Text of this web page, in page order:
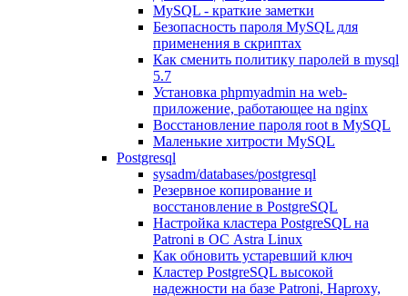
MySQL - краткие заметки
Безопасность пароля MySQL для
применения в скриптах
Как сменить политику паролей в mysql
5.7
Установка phpmyadmin на web-
приложение, работающее на nginx
Восстановление пароля root в MySQL
Маленькие хитрости MySQL
Postgresql
sysadm/databases/postgresql
Резервное копирование и
восстановление в PostgreSQL
Настройка кластера PostgreSQL на
Patroni в ОС Astra Linux
Как обновить устаревший ключ
Кластер PostgreSQL высокой
надежности на базе Patroni, Haproxy,